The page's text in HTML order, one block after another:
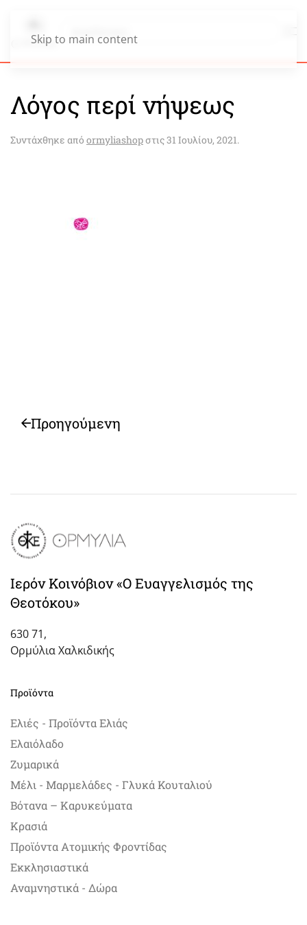
Skip to main content
Λόγος περί νήψεως
Συντάχθηκε από ormyliashopστις31 Ιουλίου, 2021.
Προηγούμενη
Ιερόν Κοινόβιον «Ο Ευαγγελισμός της
Θεοτόκου»
630 71,
Ορμύλια Χαλκιδικής
Προϊόντα
Ελιές - Προϊόντα Ελιάς
Ελαιόλαδο
Ζυμαρικά
Μέλι - Μαρμελάδες - Γλυκά Κουταλιού
Βότανα – Καρυκεύματα
Κρασιά
Προϊόντα Ατομικής Φροντίδας
Εκκλησιαστικά
Αναμνηστικά - Δώρα